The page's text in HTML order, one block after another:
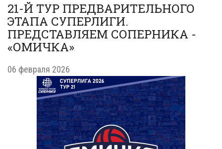
21-Й ТУР ПРЕДВАРИТЕЛЬНОГО
ЭТАПА СУПЕРЛИГИ.
ПРЕДСТАВЛЯЕМ СОПЕРНИКА -
«ОМИЧКА»
06 февраля 2026